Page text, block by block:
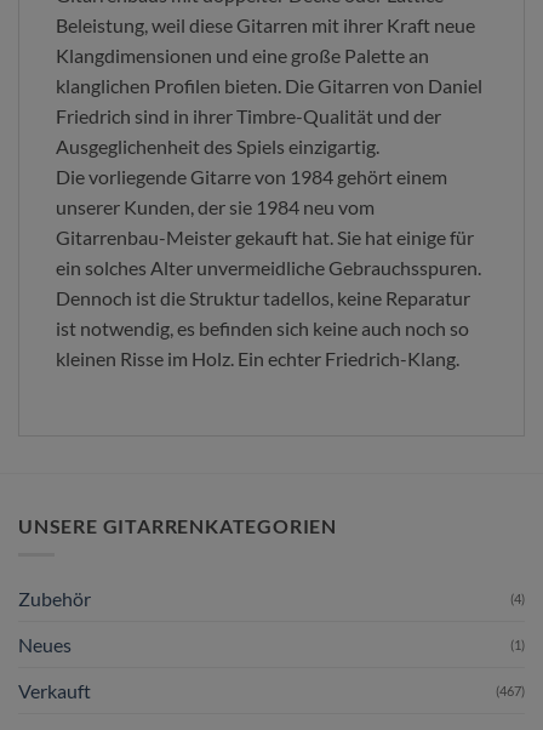
Beleistung, weil diese Gitarren mit ihrer Kraft neue
Klangdimensionen und eine große Palette an
klanglichen Profilen bieten. Die Gitarren von Daniel
Friedrich sind in ihrer Timbre-Qualität und der
Ausgeglichenheit des Spiels einzigartig.
Die vorliegende Gitarre von 1984 gehört einem
unserer Kunden, der sie 1984 neu vom
Gitarrenbau-Meister gekauft hat. Sie hat einige für
ein solches Alter unvermeidliche Gebrauchsspuren.
Dennoch ist die Struktur tadellos, keine Reparatur
ist notwendig, es befinden sich keine auch noch so
kleinen Risse im Holz. Ein echter Friedrich-Klang.
UNSERE GITARRENKATEGORIEN
Zubehör (4)
Neues (1)
Verkauft (467)